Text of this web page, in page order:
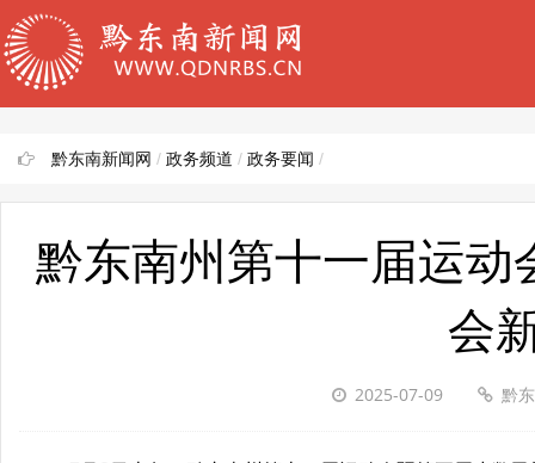
黔东南新闻网 / 政务频道 / 政务要闻 /
黔东南州第十一届运动
会
2025-07-09 黔